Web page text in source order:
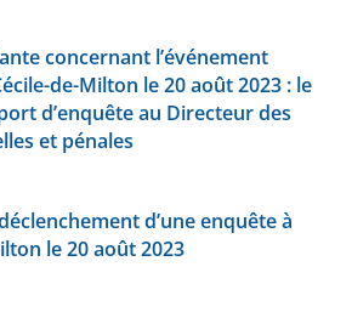
concernant l’événement
de-Milton le 20 août 2023 : le
d’enquête au Directeur des
et pénales
d’une enquête à
le 20 août 2023